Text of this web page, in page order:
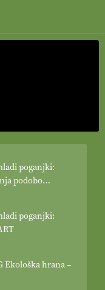
poganjki:
podobo
poganjki:
Ekološka hrana –